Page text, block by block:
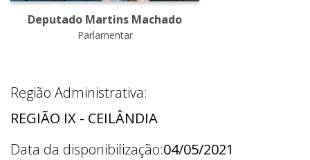
Deputado Martins Machado
Parlamentar
Região Administrativa:
REGIÃO IX - CEILÂNDIA
Data da disponibilização:04/05/2021